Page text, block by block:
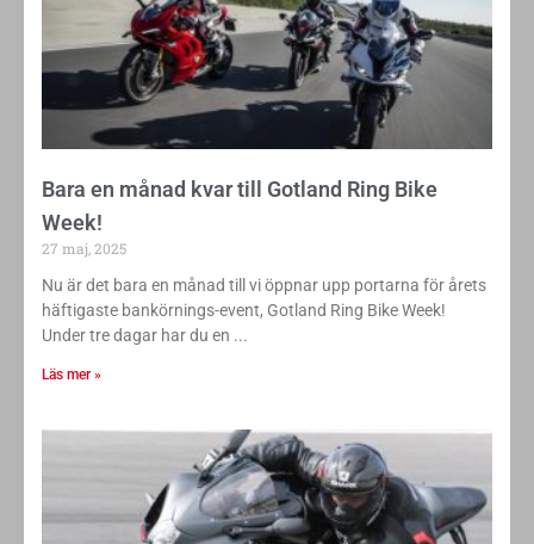
Bara en månad kvar till Gotland Ring Bike
Week!
27 maj, 2025
Nu är det bara en månad till vi öppnar upp portarna för årets
häftigaste bankörnings-event, Gotland Ring Bike Week!
Under tre dagar har du en
Läs mer »